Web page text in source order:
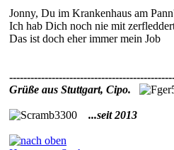
Jonny, Du im Krankenhaus am
Ich hab Dich noch nie mit
Das ist doch eher immer mein Job
Grüße aus Stuttgart, Cipo.
...seit 2013